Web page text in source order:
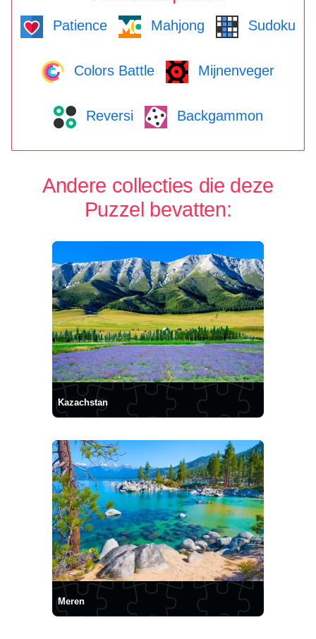
Patience Mahjong Sudoku
Colors Battle Mijnenveger
Reversi Backgammon
Andere collecties die deze
Puzzel bevatten:
Kazachstan
Meren